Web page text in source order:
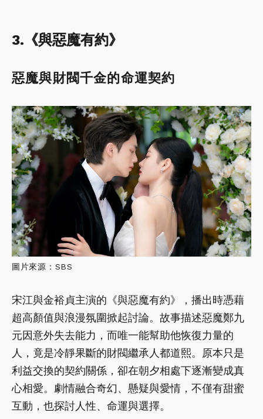
3.《與惡魔有約》
惡魔與財閥千金的命運契約
圖片來源：SBS
宋江與金裕貞主演的《與惡魔有約》，播出時憑藉
超高顏值與浪漫氛圍掀起討論。故事描述惡魔鄭九
元因意外失去能力，而唯一能幫助他恢復力量的
人，竟是冷靜果斷的財閥繼承人都道熙。原本只是
利益交換的契約關係，卻在朝夕相處下逐漸變成真
心相愛。劇情融合奇幻、懸疑與愛情，不僅有甜蜜
互動，也探討人性、命運與選擇。